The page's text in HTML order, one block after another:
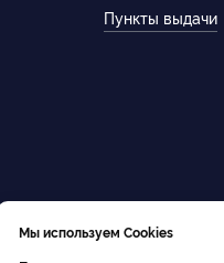
Пункты выдачи
Мы используем Cookies